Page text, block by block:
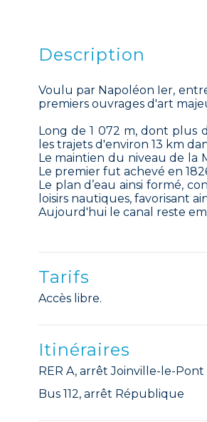
Description
Voulu par Napoléon Ier,
premiers ouvrages d'art
Long de 1 072 m, dont plus
les trajets d'environ 13 km
Le maintien du niveau de la
Le premier fut achevé en
Le plan d’eau ainsi formé,
loisirs nautiques, favorisant
Aujourd'hui le canal reste
Tarifs
Accès libre.
Itinéraires
RER A, arrêt Joinville-le-Pont
Bus 112, arrêt République